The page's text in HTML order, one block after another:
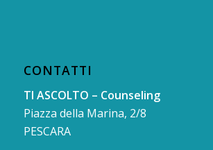
CONTATTI
TI ASCOLTO – Counseling
Piazza della Marina, 2/8
PESCARA